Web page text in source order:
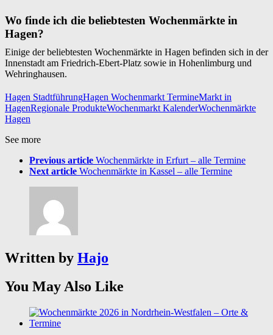
Wo finde ich die beliebtesten Wochenmärkte in
Hagen?
Einige der beliebtesten Wochenmärkte in Hagen befinden sich in der
Innenstadt am Friedrich-Ebert-Platz sowie in Hohenlimburg und
Wehringhausen.
Hagen StadtführungHagen Wochenmarkt TermineMarkt in
HagenRegionale ProdukteWochenmarkt KalenderWochenmärkte
Hagen
See more
Previous article Wochenmärkte in Erfurt – alle Termine
Next article Wochenmärkte in Kassel – alle Termine
Written by Hajo
You May Also Like